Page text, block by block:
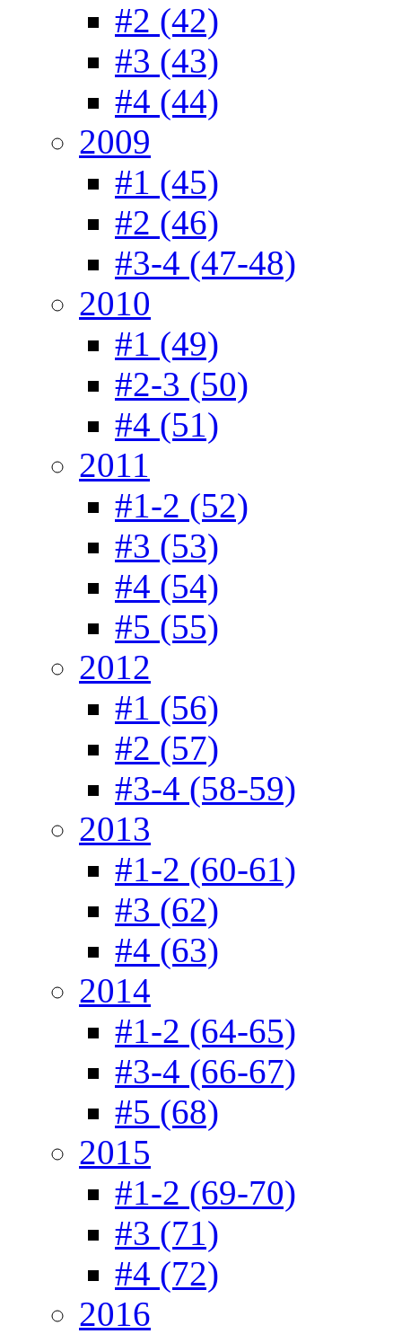
#2 (42)
#3 (43)
#4 (44)
2009
#1 (45)
#2 (46)
#3-4 (47-48)
2010
#1 (49)
#2-3 (50)
#4 (51)
2011
#1-2 (52)
#3 (53)
#4 (54)
#5 (55)
2012
#1 (56)
#2 (57)
#3-4 (58-59)
2013
#1-2 (60-61)
#3 (62)
#4 (63)
2014
#1-2 (64-65)
#3-4 (66-67)
#5 (68)
2015
#1-2 (69-70)
#3 (71)
#4 (72)
2016